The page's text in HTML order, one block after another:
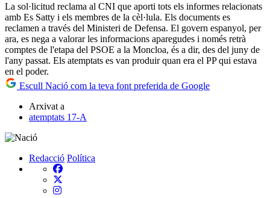
La sol·licitud reclama al CNI que aporti tots els informes relacionats
amb Es Satty i els membres de la cèl·lula. Els documents es
reclamen a través del Ministeri de Defensa. El govern espanyol, per
ara, es nega a valorar les informacions aparegudes i només retrà
comptes de l'etapa del PSOE a la Moncloa, és a dir, des del juny de
l'any passat. Els atemptats es van produir quan era el PP qui estava
en el poder.
Escull Nació com la teva font preferida de Google
Arxivat a
atemptats 17-A
Redacció Política